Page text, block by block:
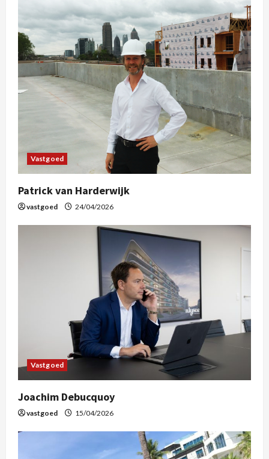
Vastgoed
Patrick van Harderwijk
vastgoed 24/04/2026
Vastgoed
Joachim Debucquoy
vastgoed 15/04/2026